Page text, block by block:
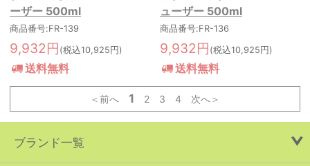
ーザー 500ml
商品番号:FR-139
9,932円 (税込10,925円)
送料無料
ューザー 500ml
商品番号:FR-136
9,932円 (税込10,925円)
送料無料
＜前へ 1 2 3 4 次へ＞
ブランド一覧